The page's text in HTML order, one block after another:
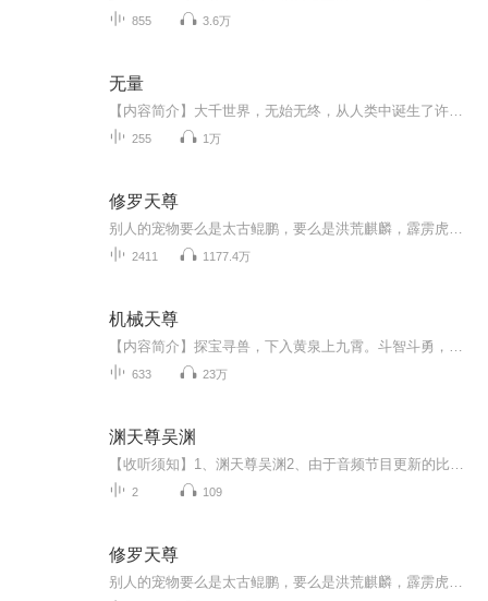
855 3.6万
无量
255 1万
修罗天尊
2411 1177.4万
机械天尊
633 23万
渊天尊吴渊
2 109
修罗天尊